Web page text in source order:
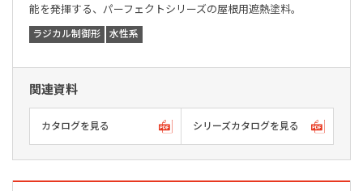
能を発揮する、パーフェクトシリーズの屋根用遮熱塗料。
ラジカル制御形 水性系
関連資料
カタログを見る シリーズカタログを見る